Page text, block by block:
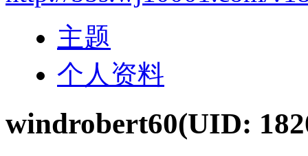
主题
个人资料
windrobert60(UID: